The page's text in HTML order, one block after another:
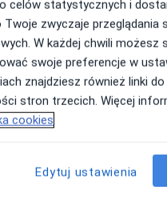
i określamy możliwe
również, jak wygląda
na Twoje pytania.
w którym możesz
celów statystycznych i
Twoje zwyczaje przeglądania
W każdej chwili możesz
swoje preferencje w
znajdziesz również linki
stron trzecich. Więcej
cookies
Edytuj ustawienia